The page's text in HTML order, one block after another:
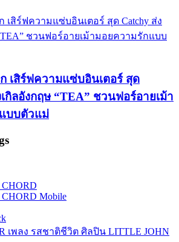
เสิร์ฟความแซ่บอินเตอร์ สุด
กิลอังกฤษ “TEA” ชวนฟอร์อายเม้า
บบตัวแม่
Mobile